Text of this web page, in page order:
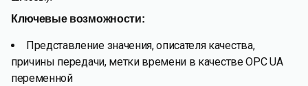
Ключевые возможности:
Представление значения, описателя качества,
причины передачи, метки времени в качестве OPC UA
переменной